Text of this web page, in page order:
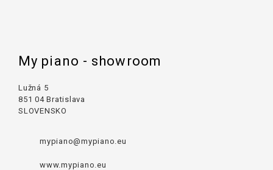
My piano - showroom
Lužná 5
851 04 Bratislava
SLOVENSKO
mypiano@mypiano.eu
www.mypiano.eu